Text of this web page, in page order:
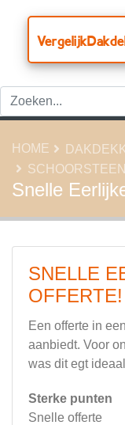
HOME
Snelle
SNELLE
OFFERTE!
Een offerte in
aanbiedt. Voor
was dit egt
Sterke punten
Snelle offerte